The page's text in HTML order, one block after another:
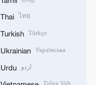
Thai ไทย
Turkish Türkçe
Ukrainian Українська
Urdu اردو